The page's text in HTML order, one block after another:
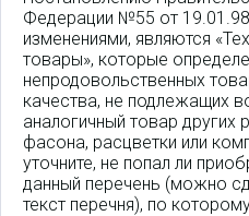
Федерации №55 от
изменениями, являются
товары», которые
непродовольственных
качества, не подлежащих
аналогичный товар
фасона, расцветки или
уточните, не попал ли
данный перечень (можно
текст перечня), по